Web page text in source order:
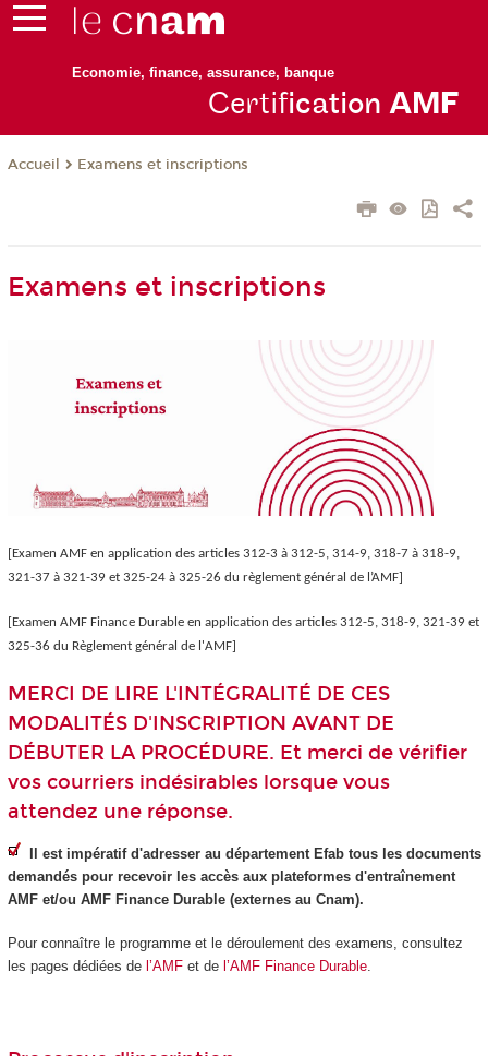
Economie, finance, assurance, banque
Certification AMF
Accueil Examens et inscriptions
Examens et inscriptions
[Examen AMF en application des articles 312-3 à 312-5, 314-9, 318-7 à 318-9,
321-37 à 321-39 et 325-24 à 325-26 du règlement général de l’AMF]
[Examen AMF Finance Durable en application des articles 312-5, 318-9, 321-39 et
325-36 du Règlement général de l'AMF]
MERCI DE LIRE L'INTÉGRALITÉ DE CES
MODALITÉS D'INSCRIPTION AVANT DE
DÉBUTER LA PROCÉDURE. Et merci de vérifier
vos courriers indésirables lorsque vous
attendez une réponse.
Il est impératif d'adresser au département Efab tous les documents
demandés pour recevoir les accès aux plateformes d'entraînement
AMF et/ou AMF Finance Durable (externes au Cnam).
Pour connaître le programme et le déroulement des examens, consultez
les pages dédiées de l’AMFet de l’AMF Finance Durable.